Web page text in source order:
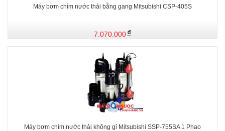
Máy bơm chìm nước thải bằng gang Mitsubishi CSP-405S
7.070.000
Máy bơm chìm nước thải không gỉ Mitsubishi SSP-755SA 1 Phao